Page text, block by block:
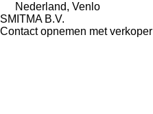
Nederland, Venlo
SMITMA B.V.
Contact opnemen met verkoper